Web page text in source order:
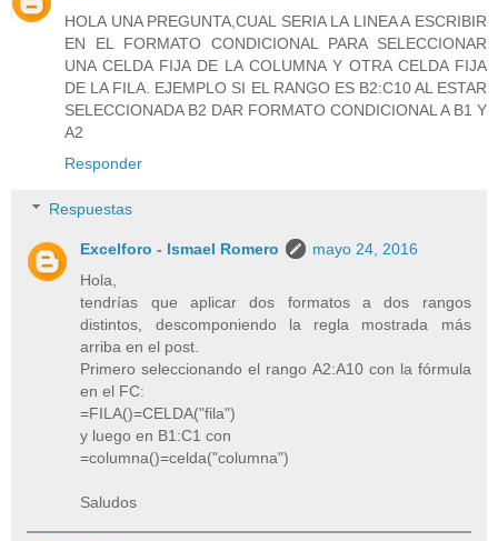
HOLA UNA PREGUNTA,CUAL SERIA LA LINEA A ESCRIBIR
EN EL FORMATO CONDICIONAL PARA SELECCIONAR
UNA CELDA FIJA DE LA COLUMNA Y OTRA CELDA FIJA
DE LA FILA. EJEMPLO SI EL RANGO ES B2:C10 AL ESTAR
SELECCIONADA B2 DAR FORMATO CONDICIONAL A B1 Y
A2
Responder
Respuestas
Excelforo - Ismael Romero
mayo 24, 2016
Hola,
tendrías que aplicar dos formatos a dos rangos
distintos, descomponiendo la regla mostrada más
arriba en el post.
Primero seleccionando el rango A2:A10 con la fórmula
en el FC:
=FILA()=CELDA("fila")
y luego en B1:C1 con
=columna()=celda("columna")
Saludos